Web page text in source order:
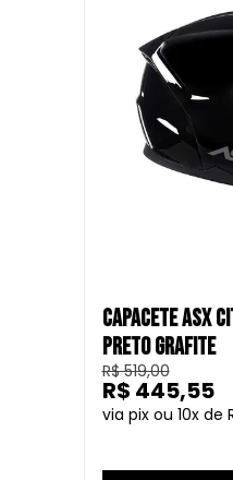
CAPACETE ASX
PRETO GRAFITE
R$ 519,00
10
R$ 445,55